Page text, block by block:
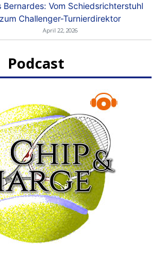
Bernardes: Vom Schiedsrichterstuhl
zum Challenger-Turnierdirektor
April 22, 2026
Podcast